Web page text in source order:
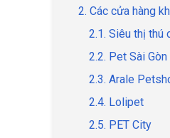
2. Các cửa hàng
2.1. Siêu thị thú
2.2. Pet Sài Gòn
2.3. Arale
2.4. Lolipet
2.5. PET City